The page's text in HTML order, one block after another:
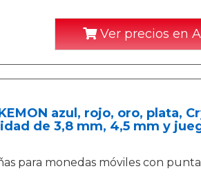
Ver precios en
azul, rojo, oro, plata,
de 3,8 mm, 4,5 mm y
para monedas móviles con